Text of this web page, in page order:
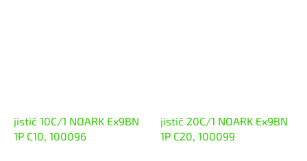
jistič 10C/1 NOARK Ex9BN
1P C10, 100096
jistič 20C/1 NOARK Ex9BN
1P C20, 100099